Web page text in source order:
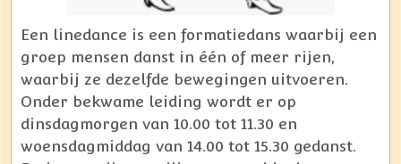
Een linedance is een formatiedans waarbij een
groep mensen danst in één of meer rijen,
waarbij ze dezelfde bewegingen uitvoeren.
Onder bekwame leiding wordt er op
dinsdagmorgen van 10.00 tot 11.30 en
woensdagmiddag van 14.00 tot 15.30 gedanst.